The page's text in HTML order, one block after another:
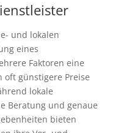
und lokalen
eines
Faktoren eine
oft günstigere Preise
lokale
Beratung und genaue
bieten